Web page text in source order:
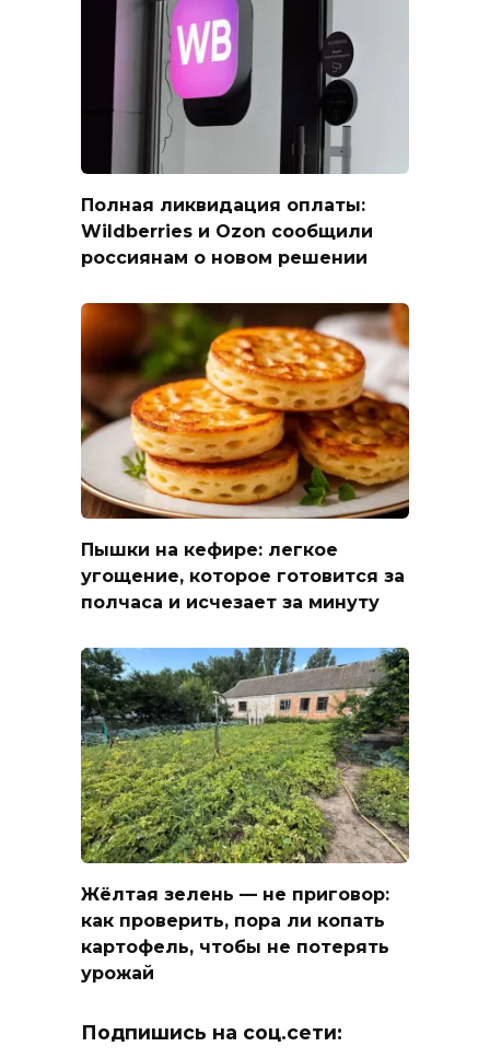
Полная ликвидация оплаты:
Wildberries и Ozon сообщили
россиянам о новом решении
Пышки на кефире: легкое
угощение, которое готовится за
полчаса и исчезает за минуту
Жёлтая зелень — не приговор:
как проверить, пора ли копать
картофель, чтобы не потерять
урожай
Подпишись на соц.сети: